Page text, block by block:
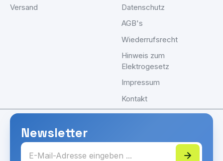
Versand
Datenschutz
AGB's
Wiederrufsrecht
Hinweis zum
Elektrogesetz
Impressum
Kontakt
Newsletter